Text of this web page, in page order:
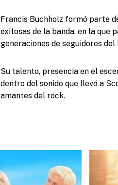
Francis Buchholz formó parte
exitosas de la banda, en la que
generaciones de seguidores
Su talento, presencia en el
dentro del sonido que llevó a
amantes del rock.